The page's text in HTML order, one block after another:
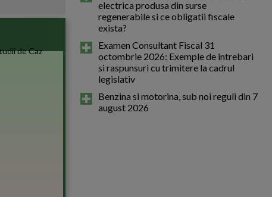
electrica produsa din surse
regenerabile si ce obligatii fiscale
exista?
Examen Consultant Fiscal 31
octombrie 2026: Exemple de intrebari
si raspunsuri cu trimitere la cadrul
legislativ
Benzina si motorina, sub noi reguli din 7
august 2026